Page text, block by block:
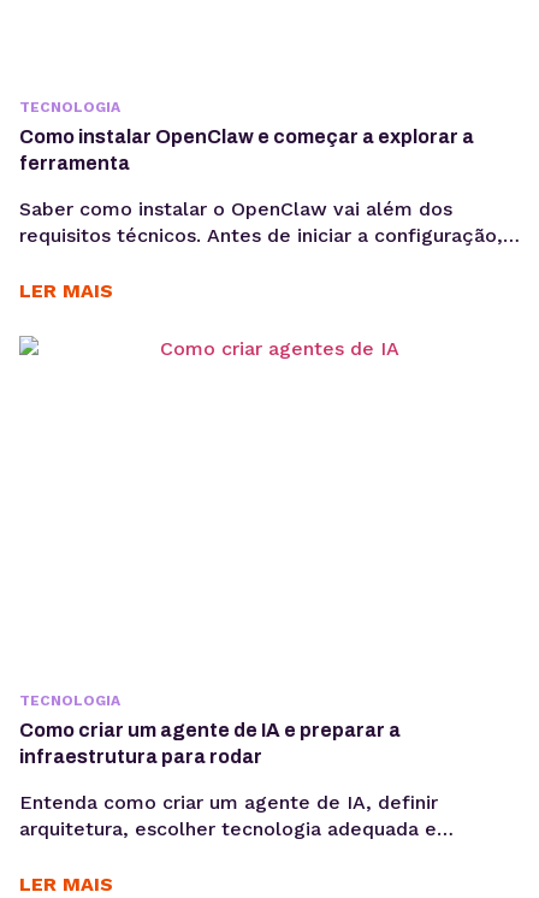
TECNOLOGIA
Como instalar OpenClaw e começar a explorar a
ferramenta
Saber como instalar o OpenClaw vai além dos
requisitos técnicos. Antes de iniciar a configuração,
casos de uso e como a ferramenta pode contribuir
OpenClaw centraliza a criação e operação de
LER MAIS
TECNOLOGIA
Como criar um agente de IA e preparar a
infraestrutura para rodar
Entenda como criar um agente de IA, definir
arquitetura, escolher tecnologia adequada e
considerando integrações, observabilidade, custos
LER MAIS